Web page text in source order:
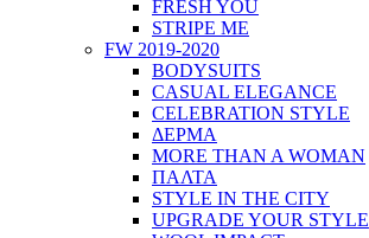
FRESH YOU
STRIPE ME
FW 2019-2020
BODYSUITS
CASUAL ELEGANCE
CELEBRATION STYLE
ΔΕΡΜΑ
MORE THAN A WOMAN
ΠΑΛΤΑ
STYLE IN THE CITY
UPGRADE YOUR STYLE